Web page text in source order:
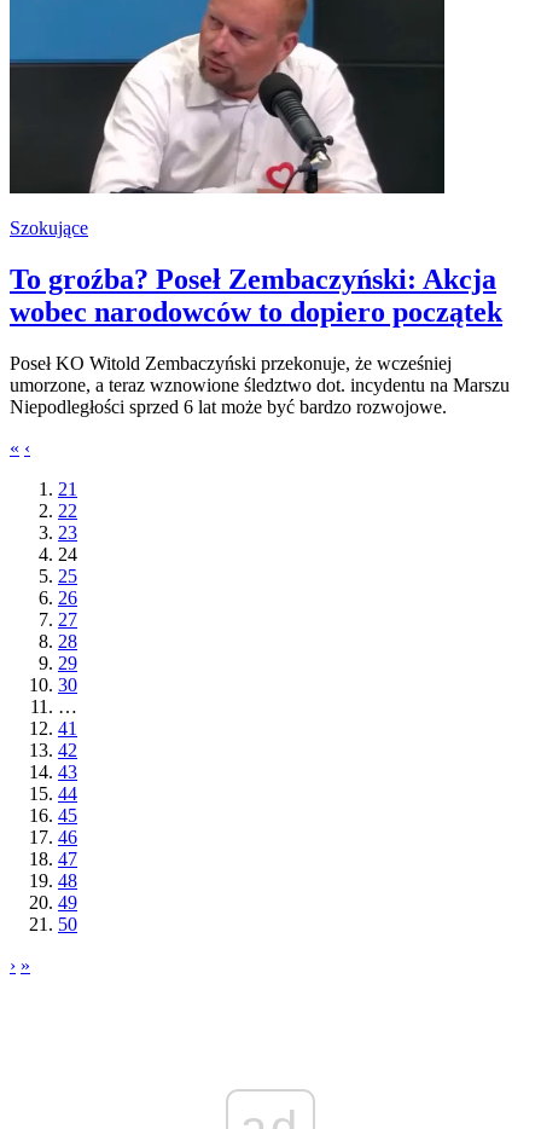
Szokujące
To groźba? Poseł Zembaczyński: Akcja
wobec narodowców to dopiero początek
Poseł KO Witold Zembaczyński przekonuje, że wcześniej
umorzone, a teraz wznowione śledztwo dot. incydentu na Marszu
Niepodległości sprzed 6 lat może być bardzo rozwojowe.
« ‹
21
22
23
24
25
26
27
28
29
30
…
41
42
43
44
45
46
47
48
49
50
› »